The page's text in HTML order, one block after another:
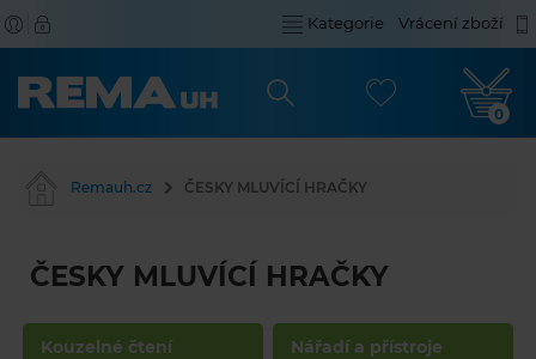
Kategorie Vrácení zboží
0
Remauh.cz ČESKY MLUVÍCÍ HRAČKY
ČESKY MLUVÍCÍ HRAČKY
Kouzelné čtení Nářadí a přístroje